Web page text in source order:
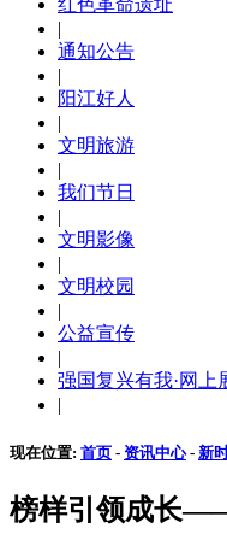
红色革命遗址
|
通知公告
|
阳江好人
|
文明旅游
|
我们节日
|
文明影像
|
文明校园
|
公益宣传
|
强国复兴有我·网上
|
现在位置: 首页 - 资讯中心- 新
榜样引领成长